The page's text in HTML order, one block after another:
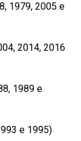
1979, 2005 e
2014, 2016
1989 e
e 1995)